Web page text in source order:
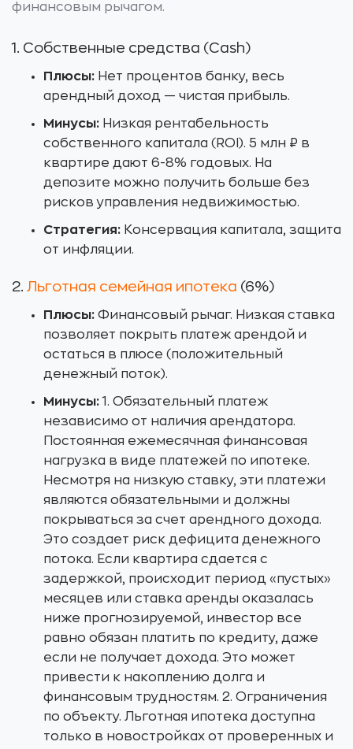
финансовым рычагом.
1. Собственные средства (Cash)
Плюсы: Нет процентов банку, весь
арендный доход — чистая прибыль.
Минусы: Низкая рентабельность
собственного капитала (ROI). 5 млн ₽ в
квартире дают 6-8% годовых. На
депозите можно получить больше без
рисков управления недвижимостью.
Стратегия: Консервация капитала, защита
от инфляции.
2. Льготная семейная ипотека (6%)
Плюсы: Финансовый рычаг. Низкая ставка
позволяет покрыть платеж арендой и
остаться в плюсе (положительный
денежный поток).
Минусы:1. Обязательный платеж
независимо от наличия арендатора.
Постоянная ежемесячная финансовая
нагрузка в виде платежей по ипотеке.
Несмотря на низкую ставку, эти платежи
являются обязательными и должны
покрываться за счет арендного дохода.
Это создает риск дефицита денежного
потока. Если квартира сдается с
задержкой, происходит период «пустых»
месяцев или ставка аренды оказалась
ниже прогнозируемой, инвестор все
равно обязан платить по кредиту, даже
если не получает дохода. Это может
привести к накоплению долга и
финансовым трудностям. 2. Ограничения
по объекту. Льготная ипотека доступна
только в новостройках от проверенных и